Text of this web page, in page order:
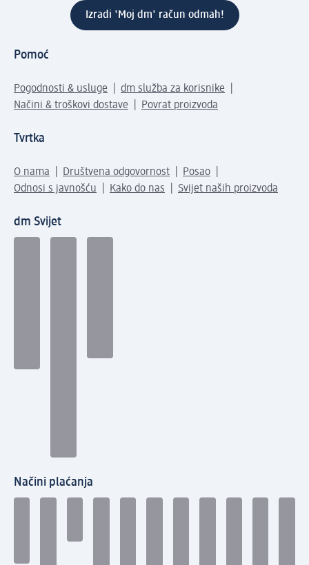
Izradi 'Moj dm' račun odmah!
Pomoć
Pogodnosti & usluge
dm služba za korisnike
Načini & troškovi dostave
Povrat proizvoda
Tvrtka
O nama Društvena odgovornost
Posao
Odnosi s javnošću
Kako do nas Svijet naših proizvoda
dm Svijet
Načini plaćanja